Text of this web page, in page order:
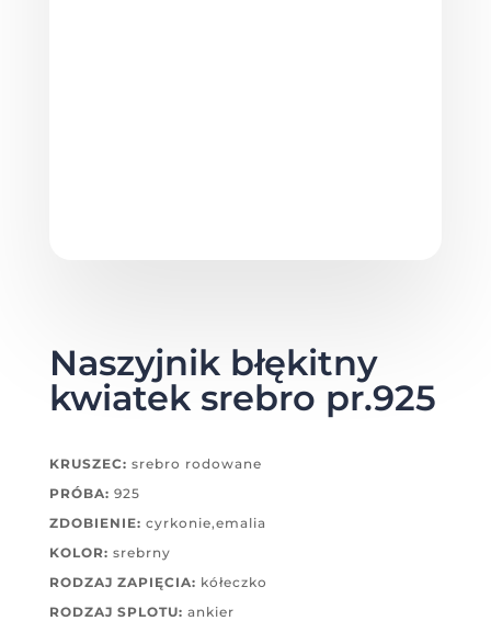
Naszyjnik błękitny
kwiatek srebro pr.925
KRUSZEC: srebro rodowane
PRÓBA: 925
ZDOBIENIE: cyrkonie,emalia
KOLOR: srebrny
RODZAJ ZAPIĘCIA: kółeczko
RODZAJ SPLOTU: ankier